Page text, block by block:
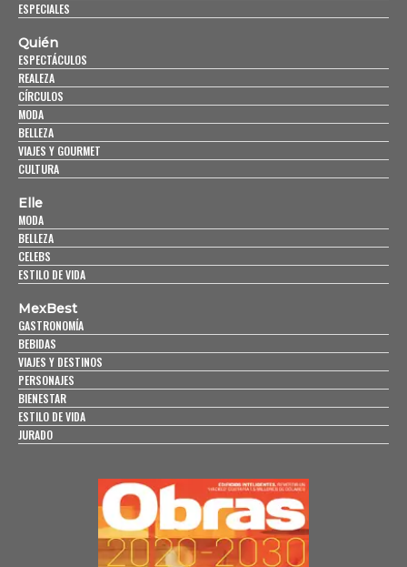
ESPECIALES
Quién
ESPECTÁCULOS
REALEZA
CÍRCULOS
MODA
BELLEZA
VIAJES Y GOURMET
CULTURA
Elle
MODA
BELLEZA
CELEBS
ESTILO DE VIDA
MexBest
GASTRONOMÍA
BEBIDAS
VIAJES Y DESTINOS
PERSONAJES
BIENESTAR
ESTILO DE VIDA
JURADO